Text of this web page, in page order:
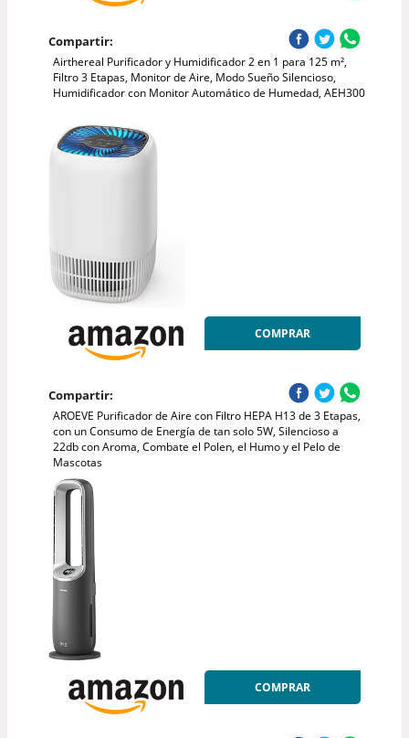
Compartir:
Airthereal Purificador y Humidificador 2 en 1 para 125 m²,
Filtro 3 Etapas, Monitor de Aire, Modo Sueño Silencioso,
Humidificador con Monitor Automático de Humedad, AEH300
COMPRAR
Compartir:
AROEVE Purificador de Aire con Filtro HEPA H13 de 3 Etapas,
con un Consumo de Energía de tan solo 5W, Silencioso a
22db con Aroma, Combate el Polen, el Humo y el Pelo de
Mascotas
COMPRAR